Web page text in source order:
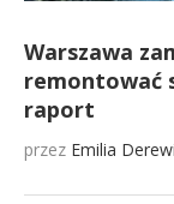
Warszawa
remontować
raport
przez Emilia